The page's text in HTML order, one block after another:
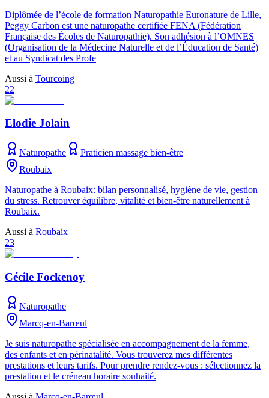
Diplômée de l’école de formation Naturopathie Euronature de Lille,
Peggy Carbon est une naturopathe certifiée FENA (Fédération
Française des Écoles de Naturopathie). Son adhésion à l’OMNES
(Organisation de la Médecine Naturelle et de l’Éducation de Santé)
et au Syndicat des Profe
Aussi à Tourcoing
22
Elodie Jolain
Naturopathe
Praticien massage bien-être
Roubaix
Naturopathe à Roubaix: bilan personnalisé, hygiène de vie, gestion
du stress. Retrouver équilibre, vitalité et bien-être naturellement à
Roubaix.
Aussi à Roubaix
23
Cécile Fockenoy
Naturopathe
Marcq-en-Barœul
Je suis naturopathe spécialisée en accompagnement de la femme,
des enfants et en périnatalité. Vous trouverez mes différentes
prestations et leurs tarifs. Pour prendre rendez-vous : sélectionnez la
prestation et le créneau horaire souhaité.